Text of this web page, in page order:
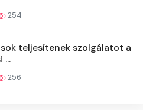
254
teljesítenek szolgálatot a
...
256